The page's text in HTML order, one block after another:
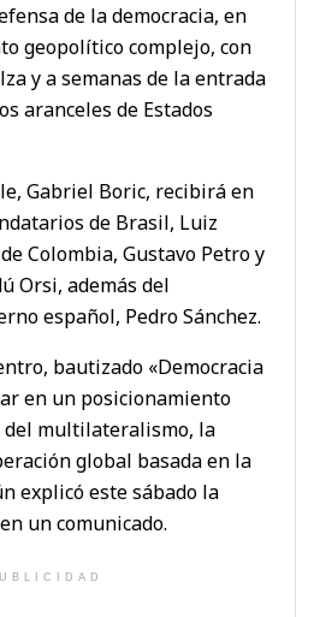
de la democracia, en
geopolítico complejo, con
y a semanas de la entrada
aranceles de Estados
Gabriel Boric, recibirá en
de Brasil, Luiz
Colombia, Gustavo Petro y
Orsi, además del
español, Pedro Sánchez.
bautizado «Democracia
en un posicionamiento
multilateralismo, la
global basada en la
explicó este sábado la
un comunicado.